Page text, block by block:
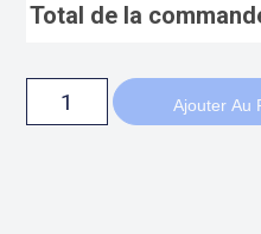
Total de la
Ajouter Au